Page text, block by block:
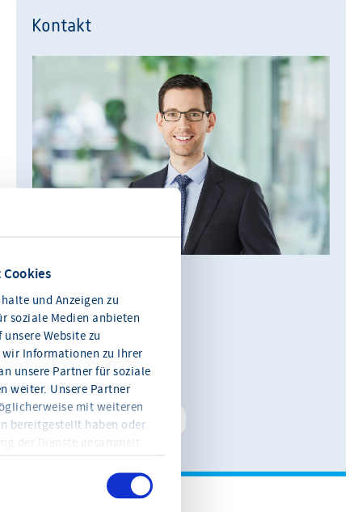
und Anzeigen zu
soziale Medien anbieten
Website zu
Informationen zu Ihrer
unsere Partner für soziale
weiter. Unsere Partner
mit weiteren
bereitgestellt haben oder
der Dienste gesammelt
Informationen und die
Kontakt
Alexander Rackwitz
Leiter Kommunikation
0611 360 115-11
E-Mail schreiben
Kontakt speichern